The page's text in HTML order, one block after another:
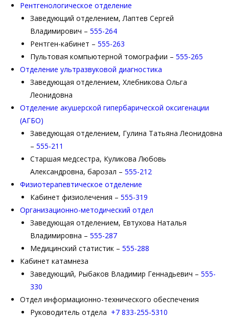
Рентгенологическое отделение
Заведующий отделением, Лаптев Сергей
Владимирович – 555-264
Рентген-кабинет – 555-263
Пультовая компьютерной томографии – 555-265
Отделение ультразвуковой диагностика
Заведующая отделением, Хлебникова Ольга
Леонидовна
Отделение акушерской гипербарической оксигенации
(АГБО)
Заведующая отделением, Гулина Татьяна Леонидовна
– 555-211
Старшая медсестра, Куликова Любовь
Александровна, барозал – 555-212
Физиотерапевтическое отделение
Кабинет физиолечения – 555-319
Организационно-методический отдел
Заведующая отделением, Евтухова Наталья
Владимировна – 555-287
Медицинский статистик – 555-288
Кабинет катамнеза
Заведующий, Рыбаков Владимир Геннадьевич – 555-
330
Отдел информационно-технического обеспечения
Руководитель отдела +7 833-255-5310